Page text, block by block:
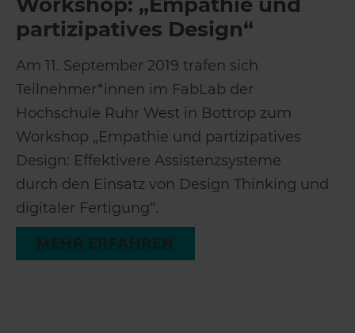
partizipatives Design“
Am 11. September 2019 trafen sich
Teilnehmer*innen im FabLab der
Hochschule Ruhr West in Bottrop zum
Workshop „Empathie und partizipatives
Design: Effektivere Assistenzsysteme
durch den Einsatz von Design Thinking und
digitaler Fertigung“.